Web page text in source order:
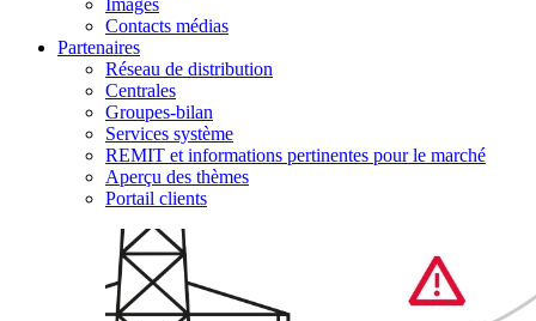
Images
Contacts médias
Partenaires
Réseau de distribution
Centrales
Groupes-bilan
Services système
REMIT et informations pertinentes pour le marché
Aperçu des thèmes
Portail clients